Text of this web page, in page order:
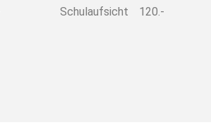
Schulaufsicht 120.-